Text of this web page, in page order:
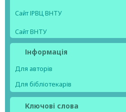
Сайт ІРВЦ ВНТУ
Сайт ВНТУ
Інформація
Для авторів
Для бібліотекарів
Ключові слова